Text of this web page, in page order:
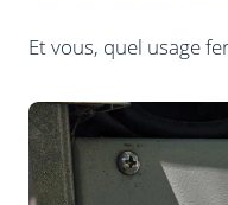
Et vous, quel usage